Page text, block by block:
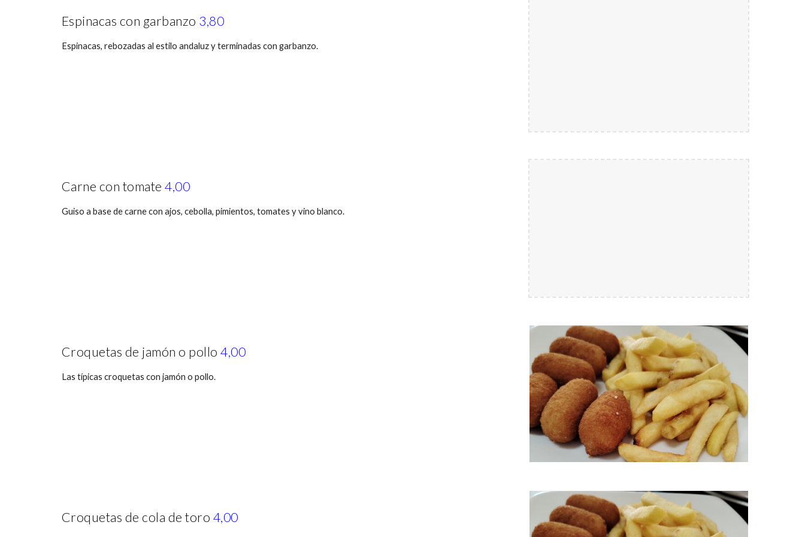
Espinacas con garbanzo 3,80
Espinacas, rebozadas al estilo andaluz y terminadas con garbanzo.
Carne con tomate4,00
Guiso a base de carne con ajos, cebolla, pimientos, tomates y vino blanco.
Croquetas de jamón o pollo4,00
Las típicas croquetas con jamón o pollo.
Croquetas de cola de toro 4,00